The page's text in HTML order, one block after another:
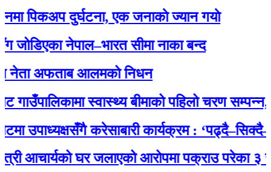
पिकअप दुर्घटना, एक जनाकाे ज्यान गयाे
नेपाल–भारत सीमा नाका बन्द
अफताब आलमको निधन
स्वास्थ्य बीमाको पहिलो चरण सम्पन्न, अब
उपाध्यक्षसँगै करेसाबारी कार्यक्रम :
घर जलाएको आरोपमा पक्राउ परेका ३